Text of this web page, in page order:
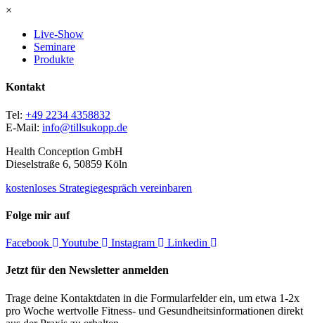
×
Live-Show
Seminare
Produkte
Kontakt
Tel: +49 2234 4358832
E-Mail: info@tillsukopp.de
Health Conception GmbH
Dieselstraße 6, 50859 Köln
kostenloses Strategiegespräch vereinbaren
Folge mir auf
Facebook Youtube Instagram Linkedin
Jetzt für den Newsletter anmelden
Trage deine Kontaktdaten in die Formularfelder ein, um etwa 1-2x
pro Woche wertvolle Fitness- und Gesundheitsinformationen direkt